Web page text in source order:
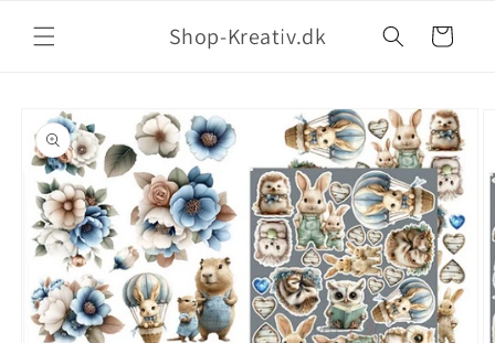
Shop-Kreativ.dk Indkøbskurv